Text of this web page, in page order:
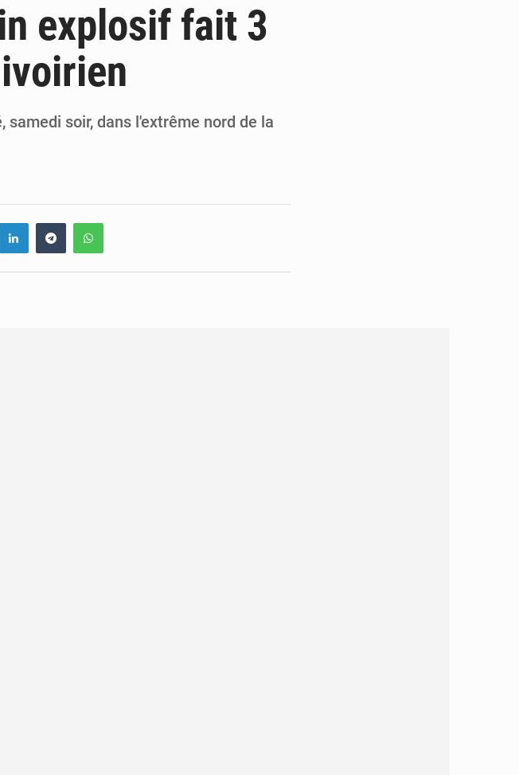
agricole pour renforcer la souveraineté alimentaire
et Kinshasa renforcent leur coopération en faveur de la jeunesse
explosif fait 3
samedi soir, dans l'extrême nord de la